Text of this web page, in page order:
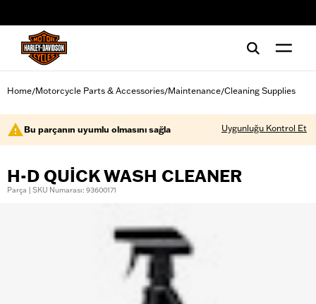
Home/Motorcycle Parts & Accessories/Maintenance/Cleaning Supplies
Bu parçanın uyumlu olmasını sağla Uygunluğu Kontrol Et
H-D QUICK WASH CLEANER
Parça | SKU Numarası: 93600171